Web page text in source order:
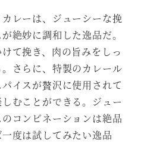
レーは、ジューシーな挽
絶妙に調和した逸品だ。
て挽き、肉の旨みをしっ
さらに、特製のカレール
イスが贅沢に使用されて
むことができる。ジュー
コンビネーションは絶品
度は試してみたい逸品